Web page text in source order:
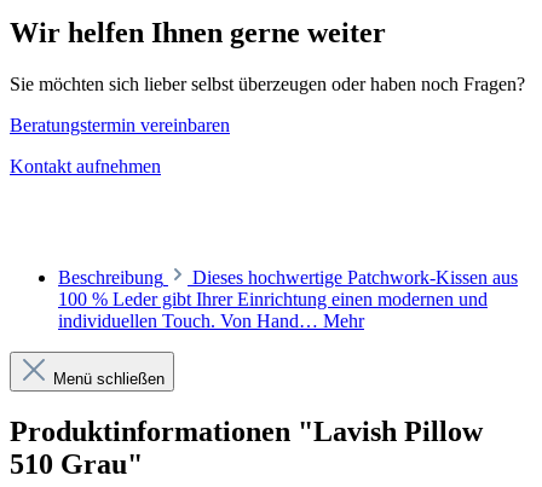
Wir helfen Ihnen gerne weiter
Sie möchten sich lieber selbst überzeugen oder haben noch Fragen?
Beratungstermin vereinbaren
Kontakt aufnehmen
Beschreibung
Dieses hochwertige Patchwork-Kissen aus
100 % Leder gibt Ihrer Einrichtung einen modernen und
individuellen Touch. Von Hand… Mehr
Menü schließen
Produktinformationen "Lavish Pillow
510 Grau"